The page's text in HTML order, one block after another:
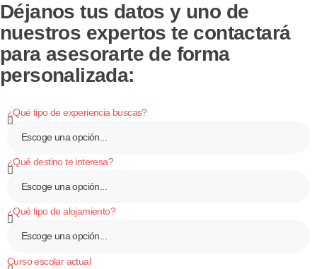
Déjanos tus datos y uno de
nuestros expertos te contactará
para asesorarte de forma
personalizada:
¿Qué tipo de experiencia buscas?
¿Qué destino te interesa?
¿Qué tipo de alojamiento?
Curso escolar actual